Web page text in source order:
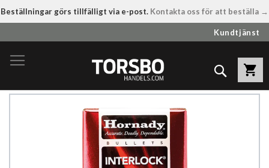
Beställningar görs tillfälligt via e-post. Kontakta oss för att beställa →
till
innehållet
Kundtjänst
Sök